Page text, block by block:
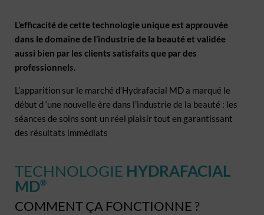
L’efficacité de cette technologie unique est approuvée
dans le domaine de l’industrie de la beauté et validée
aussi bien par les clients satisfaits que par des
professionnels.
L’apparition sur le marché d’Hydrafacial MD a marqué le
début d ‘une nouvelle ère dans l’industrie de la beauté : les
séances de soins sont un réel plaisir tout en garantissant
des résultats immédiats
TECHNOLOGIE HYDRAFACIAL
MD®
COMMENT ÇA FONCTIONNE ?